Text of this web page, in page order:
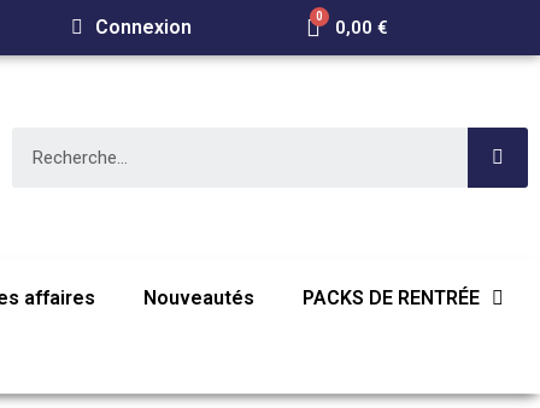
Connexion 0,00 €
affaires Nouveautés PACKS DE RENTRÉE